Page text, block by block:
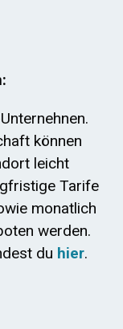
können
leicht
Tarife
monatlich
werden.
du hier.